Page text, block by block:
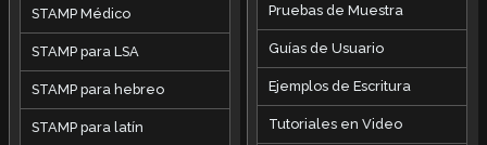
STAMP Médico
STAMP para LSA
STAMP para hebreo
STAMP para latín
Pruebas de Muestra
Guías de Usuario
Ejemplos de Escritura
Tutoriales en Video